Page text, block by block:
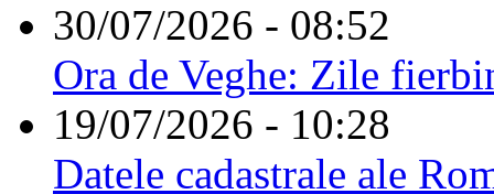
30/07/2026 - 08:52
Ora de Veghe: Zile
19/07/2026 - 10:28
Datele cadastrale ale